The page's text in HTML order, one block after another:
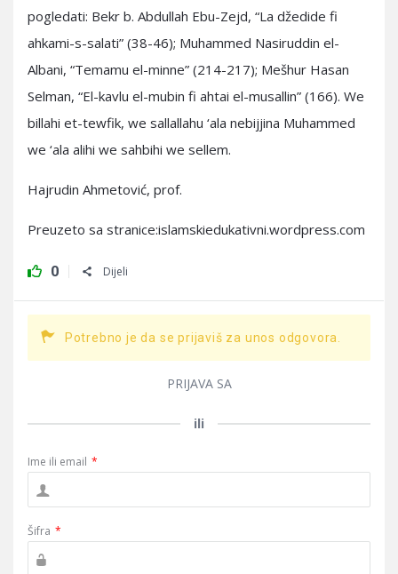
pogledati: Bekr b. Abdullah Ebu-Zejd, “La džedide fi
ahkami-s-salati” (38-46); Muhammed Nasiruddin el-
Albani, “Temamu el-minne” (214-217); Mešhur Hasan
Selman, “El-kavlu el-mubin fi ahtai el-musallin” (166). We
billahi et-tewfik, we sallallahu ‘ala nebijjina Muhammed
we ‘ala alihi we sahbihi we sellem.
Hajrudin Ahmetović, prof.
Preuzeto sa stranice:islamskiedukativni.wordpress.com
0 Dijeli
Potrebno je da se prijaviš za unos odgovora.
PRIJAVA SA
ili
Ime ili email *
Šifra *